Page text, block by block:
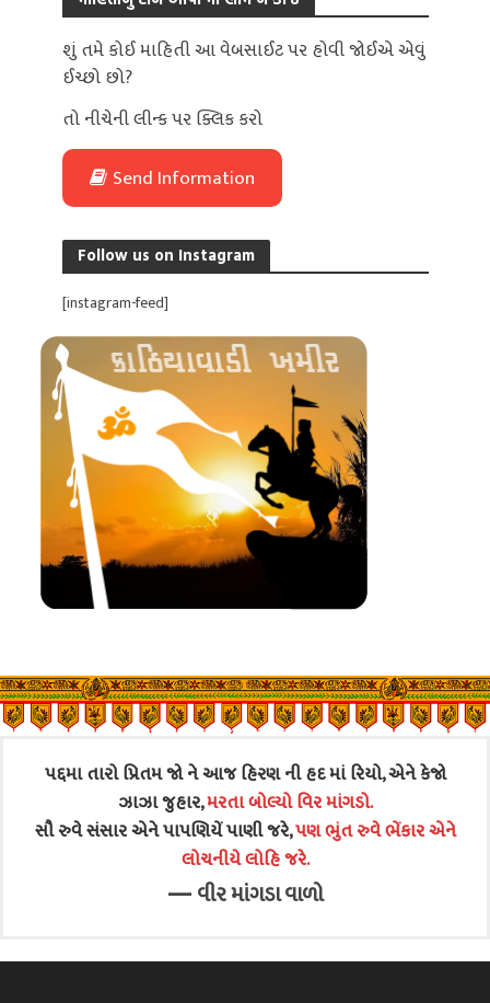
શું તમે કોઈ માહિતી આ વેબસાઈટ પર હોવી જોઈએ એવું
ઈચ્છો છો?
તો નીચેની લીન્ક પર ક્લિક કરો
Send Information
Follow us on Instagram
[instagram-feed]
પદ્દમા તારો પ્રિતમ જો ને આજ હિરણ ની હદ માં રિયો, એને કેજો
ઝાઝા જુહાર,મરતા બોલ્યો વિર માંગડો.
સૌ રુવે સંસાર એને પાપણિયેં પાણી જરે,પણ ભુંત રુવે ભેંકાર એને
લોચનીયે લોહિ જરે.
—વીર માંગડા વાળો